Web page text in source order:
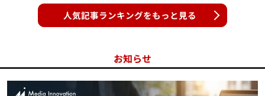
人気記事ランキングをもっと見る
お知らせ